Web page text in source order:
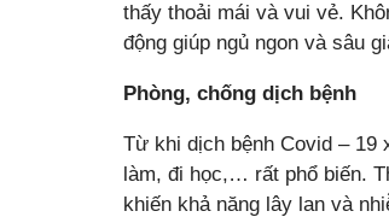
thấy thoải mái và vui vẻ.
động giúp ngủ ngon và sâu
Phòng, chống dịch bệnh
Từ khi dịch bệnh Covid – 19
làm, đi học,… rất phổ biến.
khiến khả năng lây lan và